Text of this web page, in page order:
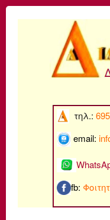
τηλ.:
email:
fb: